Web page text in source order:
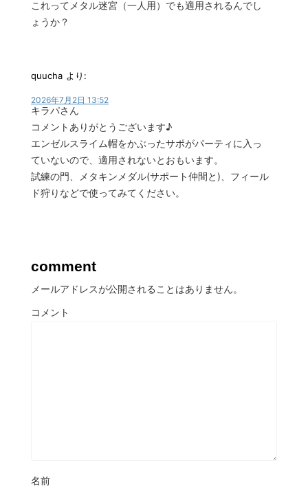
これってメタル迷宮（一人用）でも適用されるんでし
ょうか？
quucha より:
2026年7月2日 13:52
キラパさん
コメントありがとうございます♪
エンゼルスライム帽をかぶったサポがパーティに入っ
ていないので、適用されないとおもいます。
試練の門、メタキンメダル(サポート仲間と)、フィール
ド狩りなどで使ってみてください。
comment
メールアドレスが公開されることはありません。
コメント
名前